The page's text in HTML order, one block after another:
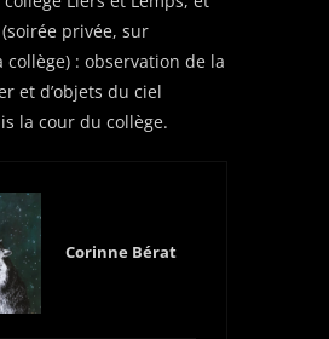
privée, sur
: observation de la
et d’objets du ciel
la cour du collège.
Corinne Bérat